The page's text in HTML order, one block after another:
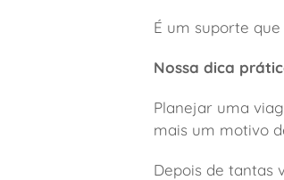
É um suporte
Nossa dica
Planejar uma
mais um motivo
Depois de tantas